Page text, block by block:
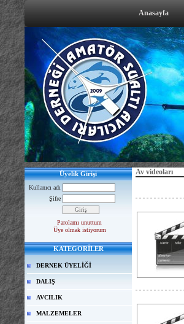
Anasayfa
Üyelik Girişi
Kullanıcı adı
Şifre
Parolamı unuttum
Üye olmak istiyorum
KATEGORİLER
DERNEK ÜYELİĞİ
DALIŞ
AVCILIK
MALZEMELER
Av videoları